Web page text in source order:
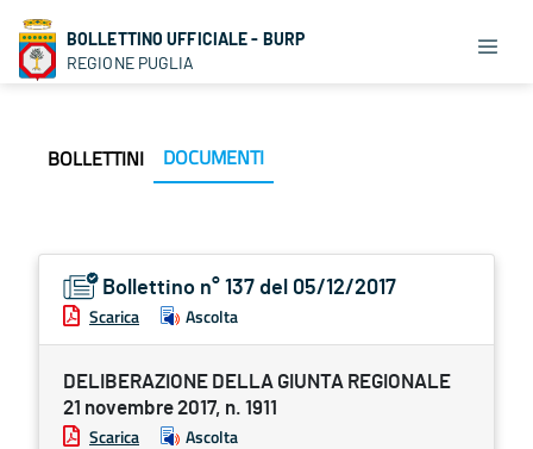
BOLLETTINO UFFICIALE - BURP
REGIONE PUGLIA
BOLLETTINI DOCUMENTI
Bollettino n° 137 del 05/12/2017
Scarica Ascolta
DELIBERAZIONE DELLA GIUNTA REGIONALE
21 novembre 2017, n. 1911
Scarica Ascolta